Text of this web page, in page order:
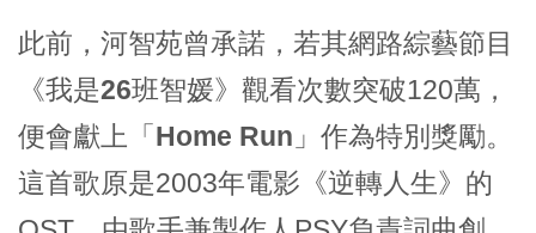
此前， 河智苑曾承諾，若其網路綜藝節目
《我是26班智媛》觀看次數突破120萬，
便會獻上
「Home Run」 作為特別獎勵。
這首歌原是2003年電影《逆轉人生》的